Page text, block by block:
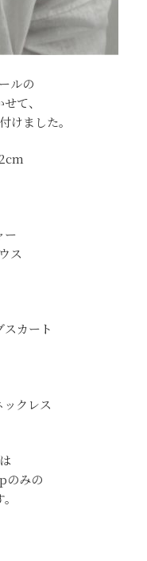
ルの
て、
けました。
ー
ス
カート
ックレス
のみの